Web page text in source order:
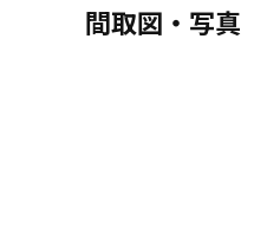
間取図・写真